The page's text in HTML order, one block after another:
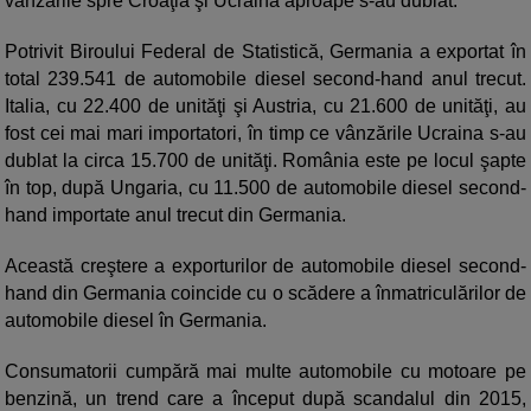
Potrivit Biroului Federal de Statistică, Germania a exportat în
total 239.541 de automobile diesel second-hand anul trecut.
Italia, cu 22.400 de unităţi şi Austria, cu 21.600 de unităţi, au
fost cei mai mari importatori, în timp ce vânzările Ucraina s-au
dublat la circa 15.700 de unităţi. România este pe locul şapte
în top, după Ungaria, cu 11.500 de automobile diesel second-
hand importate anul trecut din Germania.
Această creştere a exporturilor de automobile diesel second-
hand din Germania coincide cu o scădere a înmatriculărilor de
automobile diesel în Germania.
Consumatorii cumpără mai multe automobile cu motoare pe
benzină, un trend care a început după scandalul din 2015,